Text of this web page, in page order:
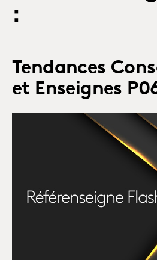
:
Tendances
et Enseignes